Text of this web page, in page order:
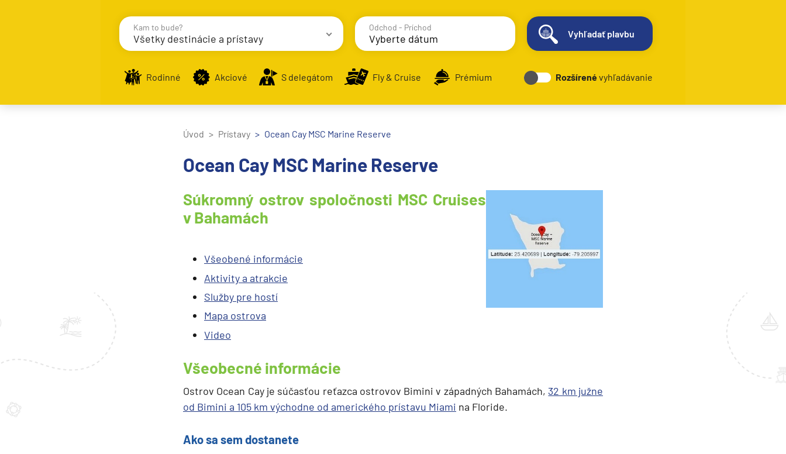
Kam to bude?
Všetky destinácie a prístavy
Destinácie Prístavy
Zobraziť iba prístavy nalodenia
Odchod - Príchod
Vyhľadať plavbu
Rodinné Akciové S delegátom Fly & Cruise Prémium Rozšírenévyhľadávanie
Úvod Prístavy Ocean Cay MSC Marine Reserve
Ocean Cay MSC Marine Reserve
Súkromný ostrov spoločnosti MSC Cruises
v Bahamách
Všeobené informácie
Aktivity a atrakcie
Služby pre hostí
Mapa ostrova
Video
Všeobecné informácie
Ostrov Ocean Cay je súčasťou reťazca ostrovov Bimini v západných Bahamách, 32 km južne
od Bimini a 105 km východne od amerického prístavu Miami na Floride.
Ako sa sem dostanete